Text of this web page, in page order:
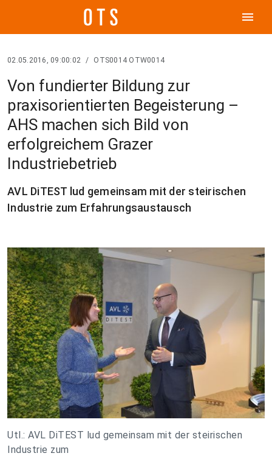
menu
02.05.2016, 09:00:02 / OTS0014 OTW0014
Von fundierter Bildung zur
praxisorientierten Begeisterung –
AHS machen sich Bild von
erfolgreichem Grazer
Industriebetrieb
AVL DiTEST lud gemeinsam mit der steirischen
Industrie zum Erfahrungsaustausch
Utl.: AVL DiTEST lud gemeinsam mit der steirischen
Industrie zum